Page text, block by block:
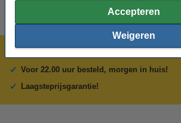
Accepteren
Weigeren
Voor 22.00 uur besteld, morgen in huis!
Laagsteprijsgarantie!